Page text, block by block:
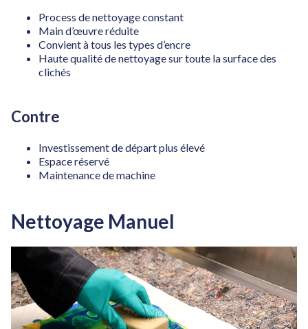
Process de nettoyage constant
Main d’œuvre réduite
Convient à tous les types d’encre
Haute qualité de nettoyage sur toute la surface des
clichés
Contre
Investissement de départ plus élevé
Espace réservé
Maintenance de machine
Nettoyage Manuel